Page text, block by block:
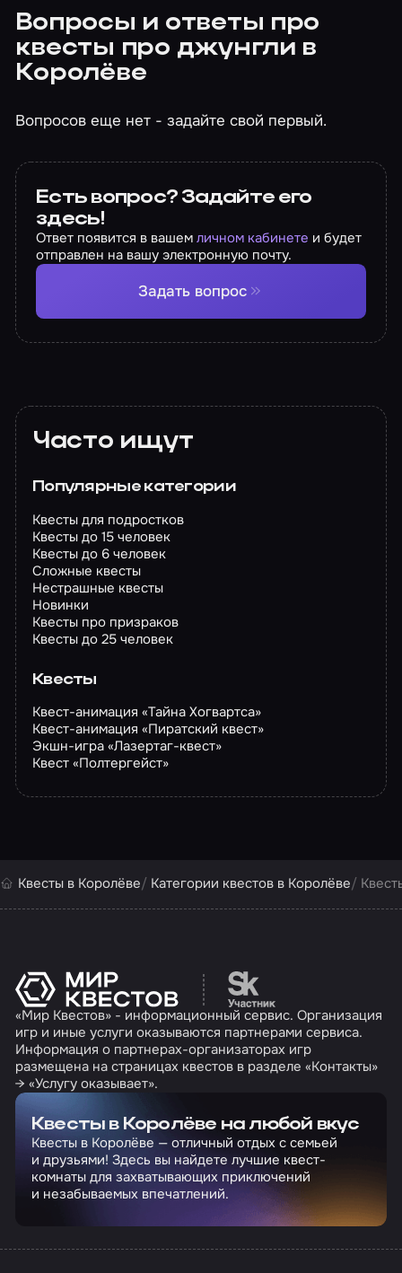
Вопросы и ответы про
квесты про джунгли в
Королёве
Вопросов еще нет - задайте свой первый.
Есть вопрос? Задайте его
здесь!
Ответ появится в вашемличном кабинете и будет
отправлен на вашу электронную почту.
Задать вопрос
Часто ищут
Популярные категории
Квесты для подростков
Квесты до 15 человек
Квесты до 6 человек
Сложные квесты
Нестрашные квесты
Новинки
Квесты про призраков
Квесты до 25 человек
Квесты
Квест-анимация «Тайна Хогвартса»
Квест-анимация «Пиратский квест»
Экшн-игра «Лазертаг-квест»
Квест «Полтергейст»
Квесты в Королёве Категории квестов в Королёве
Перейти на сайт
«Мир Квестов» - информационный сервис. Организация
игр и иные услуги оказываются партнерами сервиса.
Информация о партнерах-организаторах игр
размещена на страницах квестов в разделе «Контакты»
→ «Услугу оказывает».
Квесты в Королёве на любой вкус
Квесты в Королёве — отличный отдых с семьей
и друзьями! Здесь вы найдете лучшие квест-
комнаты для захватывающих приключений
и незабываемых впечатлений.